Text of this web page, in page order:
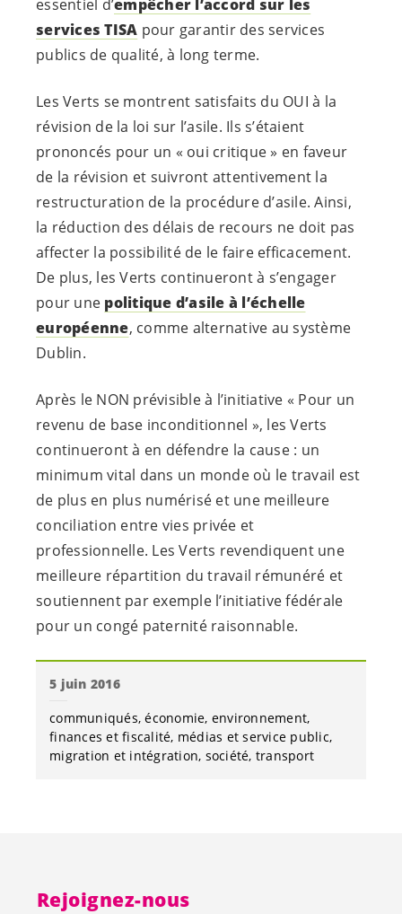
essentiel d’empêcher l’accord sur les
services TISA pour garantir des services
publics de qualité, à long terme.
Les Verts se montrent satisfaits du OUI à la
révision de la loi sur l’asile. Ils s’étaient
prononcés pour un « oui critique » en faveur
de la révision et suivront attentivement la
restructuration de la procédure d’asile. Ainsi,
la réduction des délais de recours ne doit pas
affecter la possibilité de le faire efficacement.
De plus, les Verts continueront à s’engager
pour une politique d’asile à l’échelle
européenne, comme alternative au système
Dublin.
Après le NON prévisible à l’initiative « Pour un
revenu de base inconditionnel », les Verts
continueront à en défendre la cause : un
minimum vital dans un monde où le travail est
de plus en plus numérisé et une meilleure
conciliation entre vies privée et
professionnelle. Les Verts revendiquent une
meilleure répartition du travail rémunéré et
soutiennent par exemple l’initiative fédérale
pour un congé paternité raisonnable.
5 juin 2016
communiqués économie environnement
finances et fiscalité médias et service public
migration et intégration société transport
Rejoignez-nous